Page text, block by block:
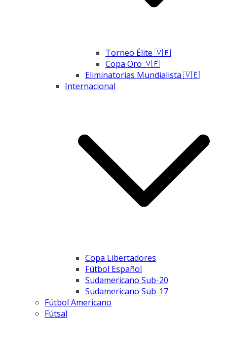
Torneo Élite 🇻🇪
Copa Oro 🇻🇪
Eliminatorias Mundialista 🇻🇪
Internacional
Copa Libertadores
Fútbol Español
Sudamericano Sub-20
Sudamericano Sub-17
Fútbol Americano
Fútsal